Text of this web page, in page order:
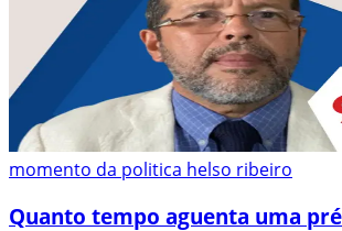
momento da politica helso ribeiro
Quanto tempo aguenta uma